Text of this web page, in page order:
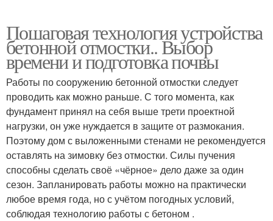
Пошаговая технология устройства
бетонной отмостки.. Выбор
времени и подготовка почвы
Работы по сооружению бетонной отмостки следует
проводить как можно раньше. С того момента, как
фундамент принял на себя выше трети проектной
нагрузки, он уже нуждается в защите от размокания.
Поэтому дом с выложенными стенами не рекомендуется
оставлять на зимовку без отмостки. Силы пучения
способны сделать своё «чёрное» дело даже за один
сезон. Запланировать работы можно на практически
любое время года, но с учётом погодных условий,
соблюдая технологию работы с бетоном .